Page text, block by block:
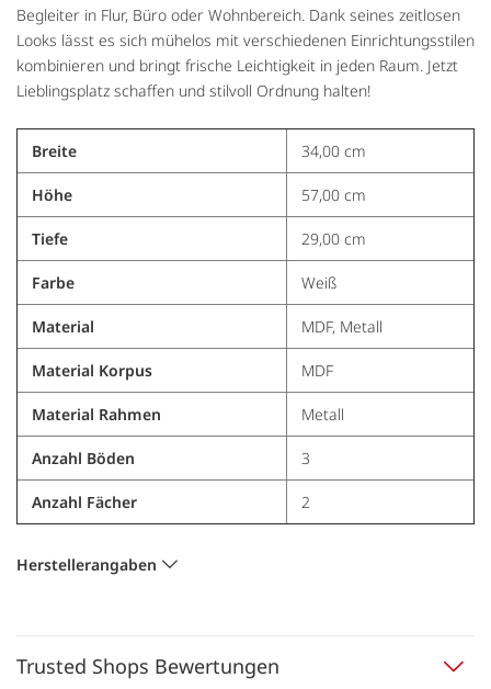
Begleiter in Flur, Büro oder Wohnbereich. Dank seines zeitlosen
Looks lässt es sich mühelos mit verschiedenen Einrichtungsstilen
kombinieren und bringt frische Leichtigkeit in jeden Raum. Jetzt
Lieblingsplatz schaffen und stilvoll Ordnung halten!
Breite 34,00 cm
Höhe 57,00 cm
Tiefe 29,00 cm
Farbe Weiß
Material MDF, Metall
Material Korpus MDF
Material Rahmen Metall
Anzahl Böden 3
Anzahl Fächer 2
Herstellerangaben
Trusted Shops Bewertungen